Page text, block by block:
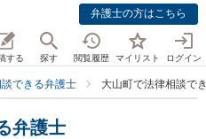
弁護士の方はこちら
する 探す 閲覧履歴 マイリスト ログイン
できる弁護士 大山町で法律相談で
弁護士